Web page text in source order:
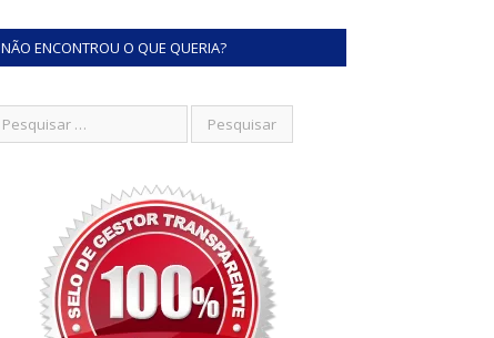
NÃO ENCONTROU O QUE QUERIA?